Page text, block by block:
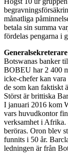
månatliga
betala sin summa
fördelas pengarna i
Botswanas banker
BOBEU har 2 400
icke-chefer kan vara
de som kan faktiskt
Störst är brittiska
I januari 2016 kom
vars huvudkontor
verksamhet i Afrika.
beröras. Oron blev
funnits i 50 år.
ledningen är från